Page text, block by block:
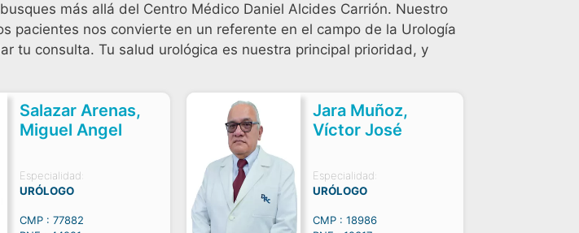
más allá del Centro Médico Daniel Alcides Carrión. Nuestro
pacientes nos convierte en un referente en el campo de la Urología
tu consulta. Tu salud urológica es nuestra principal prioridad, y
Salazar Arenas,
Miguel Angel
Especialidad:
URÓLOGO
CMP : 77882
Jara Muñoz,
Víctor José
Especialidad:
URÓLOGO
CMP : 18986